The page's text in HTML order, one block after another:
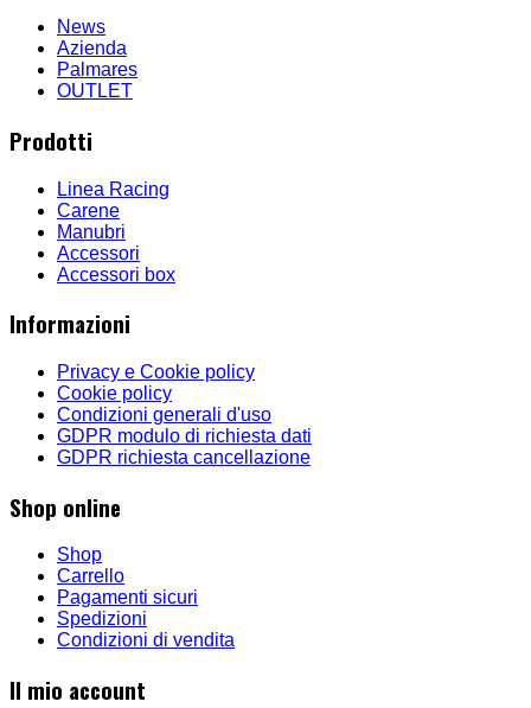
News
Azienda
Palmares
OUTLET
Prodotti
Linea Racing
Carene
Manubri
Accessori
Accessori box
Informazioni
Privacy e Cookie policy
Cookie policy
Condizioni generali d'uso
GDPR modulo di richiesta dati
GDPR richiesta cancellazione
Shop online
Shop
Carrello
Pagamenti sicuri
Spedizioni
Condizioni di vendita
Il mio account